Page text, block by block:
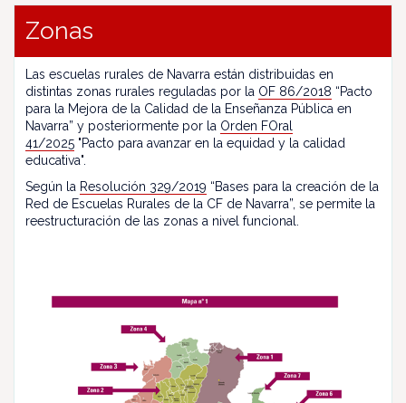
Zonas
Las escuelas rurales de Navarra están distribuidas en
distintas zonas rurales reguladas por la OF 86/2018 “Pacto
para la Mejora de la Calidad de la Enseñanza Pública en
Navarra” y posteriormente por la Orden FOral
41/2025 "Pacto para avanzar en la equidad y la calidad
educativa".
Según la Resolución 329/2019 “Bases para la creación de la
Red de Escuelas Rurales de la CF de Navarra”, se permite la
reestructuración de las zonas a nivel funcional.